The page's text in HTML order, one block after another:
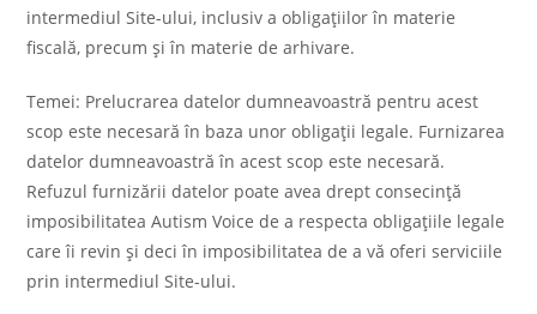
intermediul Site-ului, inclusiv a obligațiilor în materie
fiscală, precum și în materie de arhivare.
Temei: Prelucrarea datelor dumneavoastră pentru acest
scop este necesară în baza unor obligații legale. Furnizarea
datelor dumneavoastră în acest scop este necesară.
Refuzul furnizării datelor poate avea drept consecință
imposibilitatea Autism Voice de a respecta obligațiile legale
care îi revin și deci în imposibilitatea de a vă oferi serviciile
prin intermediul Site-ului.